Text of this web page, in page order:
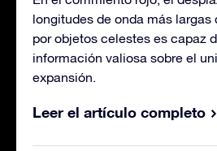
longitudes de onda más largas
por objetos celestes es capaz
información valiosa sobre el
expansión.
Leer el artículo completo